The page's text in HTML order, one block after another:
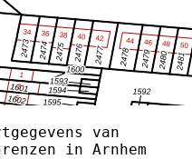
van
in Arnhem